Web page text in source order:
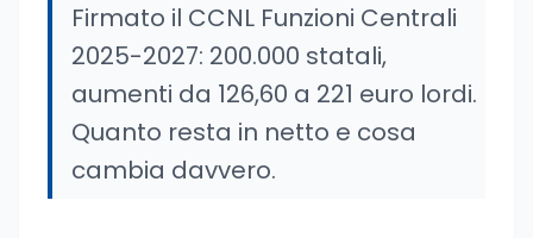
Firmato il CCNL Funzioni Centrali
2025-2027: 200.000 statali,
aumenti da 126,60 a 221 euro lordi.
Quanto resta in netto e cosa
cambia davvero.